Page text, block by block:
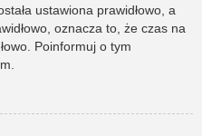
ustawiona prawidłowo, a
oznacza to, że czas na
Poinformuj o tym